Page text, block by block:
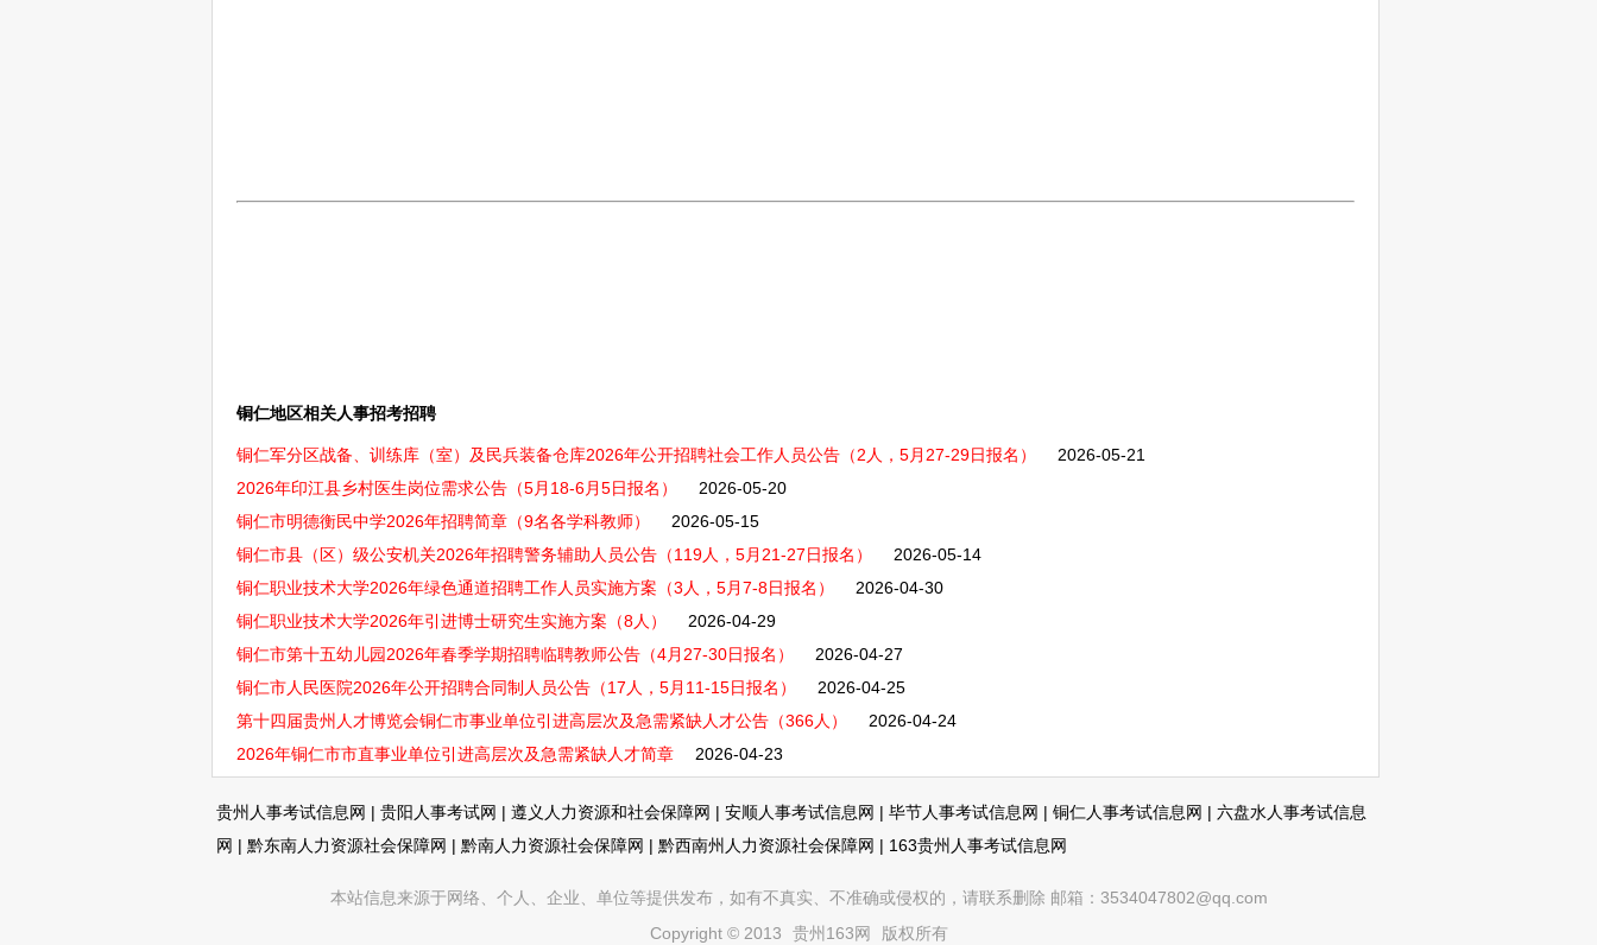
铜仁地区相关人事招考招聘
铜仁军分区战备、训练库（室）及民兵装备仓库2026年公开招聘社会工作人员公告（2人，5月27-29日报名）
2026-05-21
2026年印江县乡村医生岗位需求公告（5月18-6月5日报名）
2026-05-20
铜仁市明德衡民中学2026年招聘简章（9名各学科教师）
2026-05-15
铜仁市县（区）级公安机关2026年招聘警务辅助人员公告（119人，5月21-27日报名）
2026-05-14
铜仁职业技术大学2026年绿色通道招聘工作人员实施方案（3人，5月7-8日报名）
2026-04-30
铜仁职业技术大学2026年引进博士研究生实施方案（8人）
2026-04-29
铜仁市第十五幼儿园2026年春季学期招聘临聘教师公告（4月27-30日报名）
2026-04-27
铜仁市人民医院2026年公开招聘合同制人员公告（17人，5月11-15日报名）
2026-04-25
第十四届贵州人才博览会铜仁市事业单位引进高层次及急需紧缺人才公告（366人）
2026-04-24
2026年铜仁市市直事业单位引进高层次及急需紧缺人才简章
2026-04-23
贵州人事考试信息网 | 贵阳人事考试网 | 遵义人力资源和社会保障网 | 安顺人事考试信息网 | 毕节人事考试信息网 | 铜仁人事考试信息网 | 六盘水人事考试信息
网 | 黔东南人力资源社会保障网 | 黔南人力资源社会保障网 | 黔西南州人力资源社会保障网 | 163贵州人事考试信息网
本站信息来源于网络、个人、企业、单位等提供发布，如有不真实、不准确或侵权的，请联系删除 邮箱：3534047802@qq.com
Copyright © 2013
贵州163网 版权所有